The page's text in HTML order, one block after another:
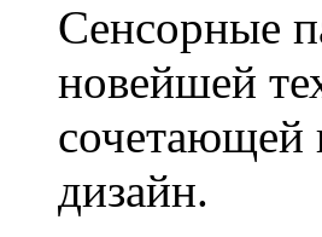
Сенсорные
новейшей
сочетающей
дизайн.